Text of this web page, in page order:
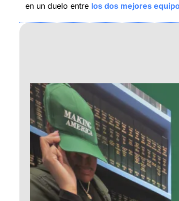
en un duelo entre los dos mejores